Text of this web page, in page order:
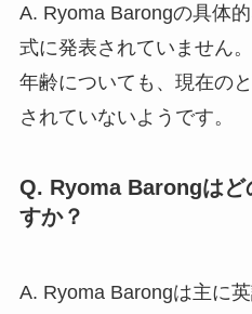
A. Ryoma Barongの具体
式に発表されていません
年齢についても、現在の
されていないようです。
Q. Ryoma Barongはど
すか？
A. Ryoma Barongは主に